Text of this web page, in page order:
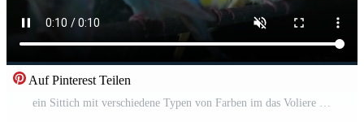
Auf Pinterest Teilen
ein Sittich mit verschiedene Typen von Farben im das Voliere Kostenloses Video